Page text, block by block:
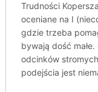
Trudności
oceniane na I
gdzie trzeba
bywają dość
odcinków
podejścia jest